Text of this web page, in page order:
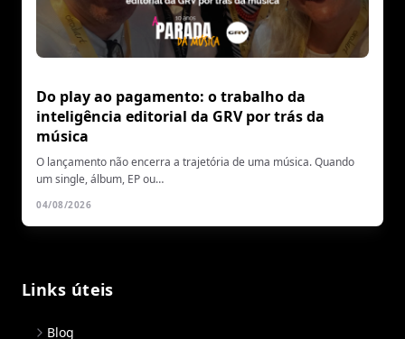
Do play ao pagamento: o trabalho da
inteligência editorial da GRV por trás da
música
O lançamento não encerra a trajetória de uma música. Quando
um single, álbum, EP ou…
04/08/2026
Links úteis
Blog